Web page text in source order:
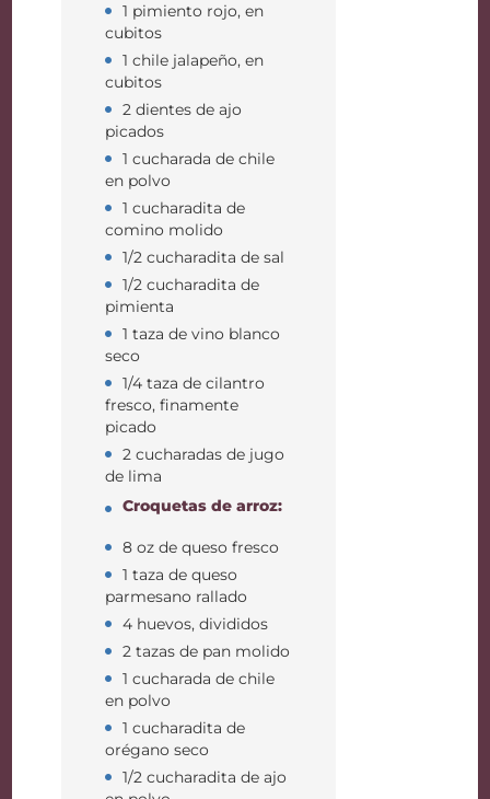
1 pimiento rojo, en
cubitos
1 chile jalapeño, en
cubitos
2 dientes de ajo
picados
1 cucharada de chile
en polvo
1 cucharadita de
comino molido
1/2 cucharadita de sal
1/2 cucharadita de
pimienta
1 taza de vino blanco
seco
1/4 taza de cilantro
fresco, finamente
picado
2 cucharadas de jugo
de lima
Croquetas de arroz:
8 oz de queso fresco
1 taza de queso
parmesano rallado
4 huevos, divididos
2 tazas de pan molido
1 cucharada de chile
en polvo
1 cucharadita de
orégano seco
1/2 cucharadita de ajo